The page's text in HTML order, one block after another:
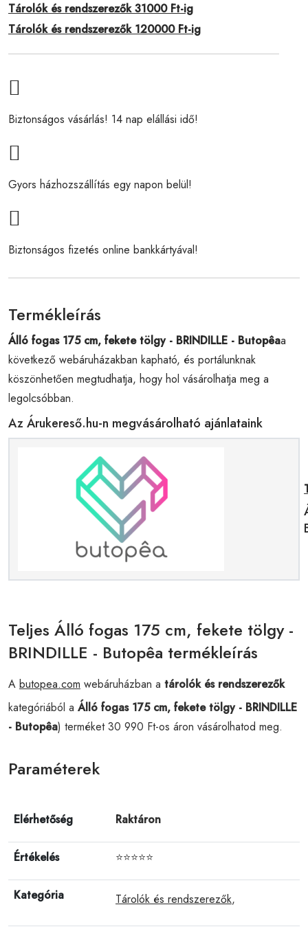
Tárolók és rendszerezők 31000 Ft-ig
Tárolók és rendszerezők 120000 Ft-ig
Biztonságos vásárlás! 14 nap elállási idő!
Gyors házhozszállítás egy napon belül!
Biztonságos fizetés online bankkártyával!
Termékleírás
Álló fogas 175 cm, fekete tölgy - BRINDILLE - Butopêaa
következő webáruházakban kapható, és portálunknak
köszönhetően megtudhatja, hogy hol vásárolhatja meg a
legolcsóbban.
Az Árukereső.hu-n megvásárolható ajánlataink
Teljes Álló fogas 175 cm, fekete tölgy -
BRINDILLE - Butopêa termékleírás
A butopea.com webáruházban a tárolók és rendszerezők
kategóriából a Álló fogas 175 cm, fekete tölgy - BRINDILLE
- Butopêa) terméket 30 990 Ft-os áron vásárolhatod meg.
Paraméterek
Elérhetőség Raktáron
Értékelés ⭐⭐⭐⭐⭐
Kategória Tárolók és rendszerezők,